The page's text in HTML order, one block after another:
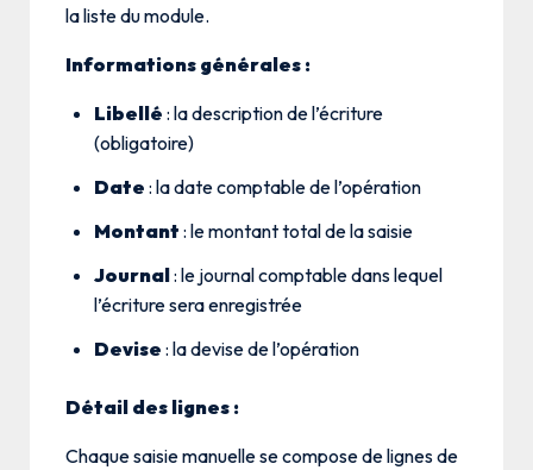
la liste du module.
Informations générales :
Libellé : la description de l’écriture
(obligatoire)
Date : la date comptable de l’opération
Montant : le montant total de la saisie
Journal: le journal comptable dans lequel
l’écriture sera enregistrée
Devise : la devise de l’opération
Détail des lignes :
Chaque saisie manuelle se compose de lignes de